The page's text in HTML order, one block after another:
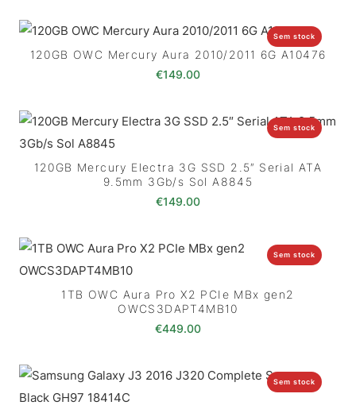
Sem stock
120GB OWC Mercury Aura 2010/2011 6G A10476
€149.00
Sem stock
120GB Mercury Electra 3G SSD 2.5″ Serial ATA
9.5mm 3Gb/s Sol A8845
€149.00
Sem stock
1TB OWC Aura Pro X2 PCIe MBx gen2
OWCS3DAPT4MB10
€449.00
Sem stock